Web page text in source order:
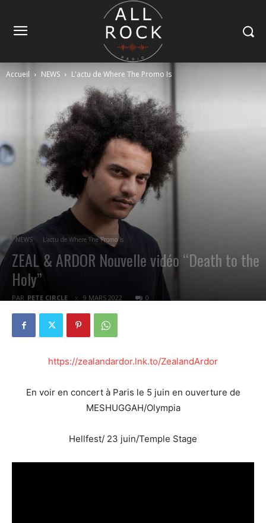
Accueil NEWS L'actu de Where The Promo Is
NEWS L'actu de Where The Promo Is
ZEAL & ARDOR Nouvelle vidéo “Death to the
Holy”
PAR PETE CIRCLE 9 MARS 2022 0
https://zealandardor.lnk.to/ZealandArdor
En voir en concert à Paris le 5 juin en ouverture de
MESHUGGAH/Olympia
Hellfest/ 23 juin/Temple Stage